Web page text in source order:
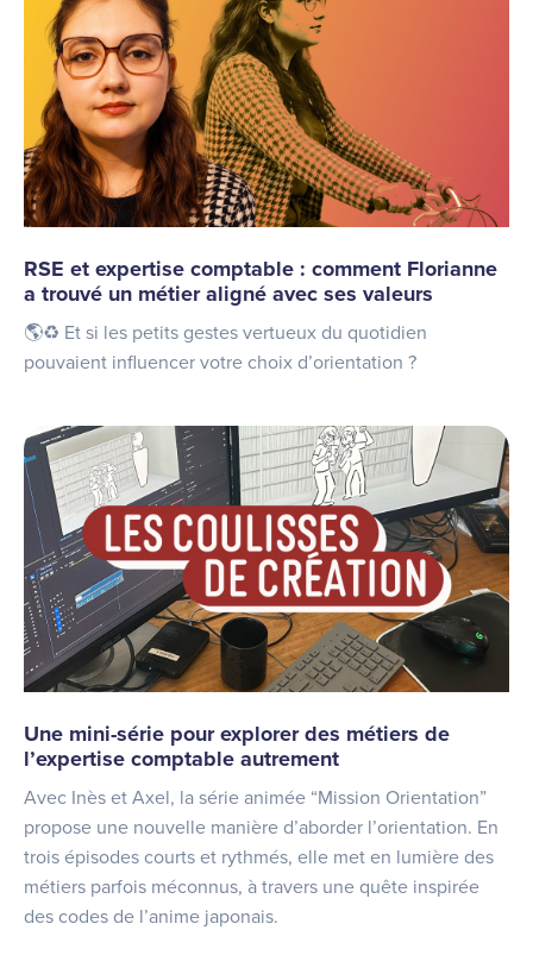
RSE et expertise comptable : comment Florianne
a trouvé un métier aligné avec ses valeurs
🌎♻️ Et si les petits gestes vertueux du quotidien
pouvaient influencer votre choix d’orientation ?
Une mini-série pour explorer des métiers de
l’expertise comptable autrement
Avec Inès et Axel, la série animée “Mission Orientation”
propose une nouvelle manière d’aborder l’orientation. En
trois épisodes courts et rythmés, elle met en lumière des
métiers parfois méconnus, à travers une quête inspirée
des codes de l’anime japonais.